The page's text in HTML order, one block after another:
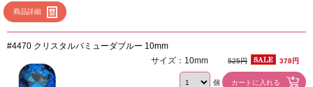
商品詳細
#4470 クリスタルバミューダブルー 10mm
サイズ：10mm 525円 378円
個